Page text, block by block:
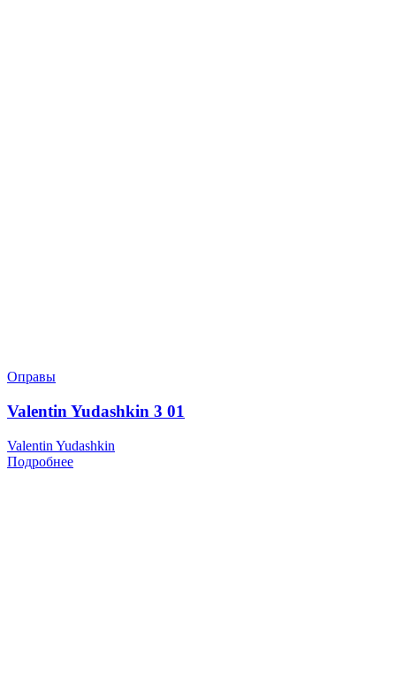
Оправы
Valentin Yudashkin 3 01
Valentin Yudashkin
Подробнее